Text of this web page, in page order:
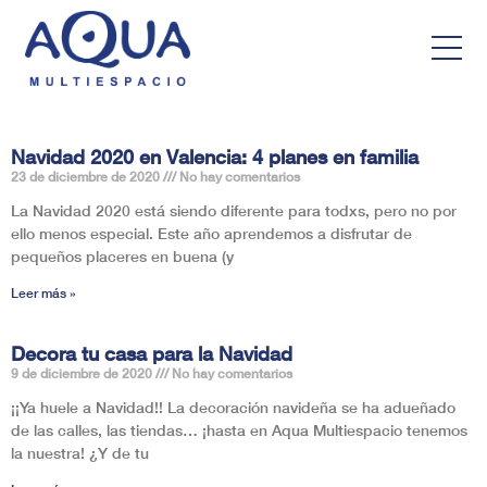
Navidad 2020 en Valencia: 4 planes en familia
23 de diciembre de 2020 No hay comentarios
La Navidad 2020 está siendo diferente para todxs, pero no por
ello menos especial. Este año aprendemos a disfrutar de
pequeños placeres en buena (y
Leer más »
Decora tu casa para la Navidad
9 de diciembre de 2020 No hay comentarios
¡¡Ya huele a Navidad!! La decoración navideña se ha adueñado
de las calles, las tiendas… ¡hasta en Aqua Multiespacio tenemos
la nuestra! ¿Y de tu